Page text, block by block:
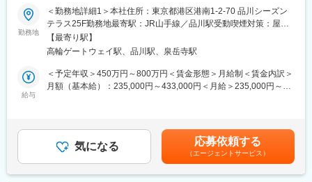
年急成長を遂げています。
◇現在では病院内での使用から病院間の地域連携（地域医療）
等、将来へ向けた新たな展開が始まっており、医用システム業界
が担う役割は今後ますます大きくなっていくと考えられます。
◇当社で働くことで、医用システムを通じて社会に貢献している
という充実感や誇りを感じられることが魅力です。日々求められ
る変化に対し、企業としても、個人としても成長していくことが
変更の範囲：会社の定める業務
■業務概要：
当社が新規事業として取り組んでいるデータ利活用事業に関わる
開発業務を担当頂きます。
全国の医療機関から収集される大規模医療データの基盤開発をお
任せします。AWS・GCP環境でのETL開発やデータ分析基盤、可
視化アプリケーション開発など、医療DXを支える新規事業の中核
ポジションです。
ます。
所属となる新規事業開発本部では、AIやPHRアプリ、データ利活
用など多くの新規事業を担当しています。
勤務地
＜勤務地詳細1＞本社住所：東京都港区港南1-2-70 品川シーズン
テラス25F勤務地最寄駅：JR山手線／品川駅受動喫煙対策：屋内
喫煙可能場所あり＜勤務地詳細2＞全国（ご自宅からのフルリモー
ト中心）住所：全国各地 受動喫煙対策：敷地内全面禁煙変更の範
【最寄り駅】
高輪ゲートウェイ駅、品川駅、泉岳寺駅
給与
＜予定年収＞450万円～800万円＜賃金形態＞月給制＜賃金内訳＞
月額（基本給）：235,000円～433,000円＜月給＞235,000円～
年2回※基準額：約4.1ヶ月分/年（業績により変動あり）賃金はあ
くまでも目安の金額であり、選考を通じて上下する可能性があり
ます。月給(月額)は固定手当を含めた表記です。
気になる 応募依頼する
（エージェントサービス）